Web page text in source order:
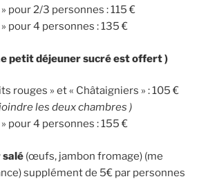
pour 2/3 personnes : 115 €
pour 4 personnes : 135 €
petit déjeuner sucré est offert )
rouges » et « Châtaigniers » : 105 €
les deux chambres )
pour 4 personnes : 155 €
salé (œufs, jambon fromage) (me
supplément de 5€ par personnes